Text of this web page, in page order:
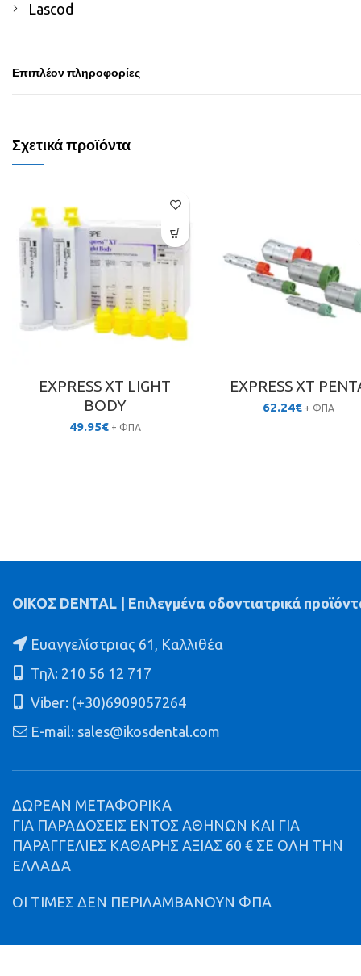
Lascod
Επιπλέον πληροφορίες
Σχετικά προϊόντα
EXPRESS XT LIGHT
BODY
49.95€ + ΦΠΑ
EXPRESS XT
62.24€ + ΦΠΑ
ΟΙΚΟΣ DENTAL | Επιλεγμένα οδοντιατρικά
Ευαγγελίστριας 61, Καλλιθέα
Τηλ: 210 56 12 717
Viber: (+30)6909057264
E-mail: sales@ikosdental.com
ΔΩΡΕΑΝ ΜΕΤΑΦΟΡΙΚΑ
ΓΙΑ ΠΑΡΑΔΟΣΕΙΣ ΕΝΤΟΣ ΑΘΗΝΩΝ ΚΑΙ ΓΙΑ
ΠΑΡΑΓΓΕΛΙΕΣ ΚΑΘΑΡΗΣ ΑΞΙΑΣ 60 € ΣΕ ΟΛΗ ΤΗΝ
ΕΛΛΑΔΑ
ΟΙ ΤΙΜΕΣ ΔΕΝ ΠΕΡΙΛΑΜΒΑΝΟΥΝ ΦΠΑ